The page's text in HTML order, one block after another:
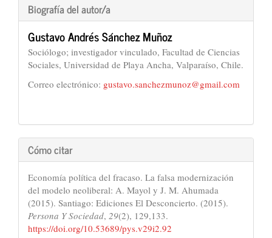
Biografía del autor/a
Gustavo Andrés Sánchez Muñoz
Sociólogo; investigador vinculado, Facultad de Ciencias
Sociales, Universidad de Playa Ancha, Valparaíso, Chile.
Correo electrónico: gustavo.sanchezmunoz@gmail.com
Cómo citar
Economía política del fracaso. La falsa modernización
del modelo neoliberal: A. Mayol y J. M. Ahumada
(2015). Santiago: Ediciones El Desconcierto. (2015).
Persona Y Sociedad, 29(2), 129,133.
https://doi.org/10.53689/pys.v29i2.92